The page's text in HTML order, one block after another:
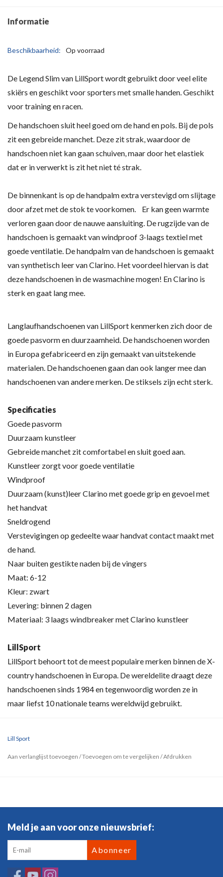
Informatie
Beschikbaarheid: Op voorraad
De Legend Slim van LillSport wordt gebruikt door veel elite
skiërs en geschikt voor sporters met smalle handen. Geschikt
voor training en racen.
De handschoen sluit heel goed om de hand en pols. Bij de pols
zit een gebreide manchet. Deze zit strak, waardoor de
handschoen niet kan gaan schuiven, maar door het elastiek
dat er in verwerkt is zit het niet té strak.
De binnenkant is op de handpalm extra verstevigd om slijtage
door afzet met de stok te voorkomen. Er kan geen warmte
verloren gaan door de nauwe aansluiting. De rugzijde van de
handschoen is gemaakt van windproof 3-laags textiel met
goede ventilatie. De handpalm van de handschoen is gemaakt
van synthetisch leer van Clarino. Het voordeel hiervan is dat
deze handschoenen in de wasmachine mogen! En Clarino is
sterk en gaat lang mee.
Langlaufhandschoenen van LillSport kenmerken zich door de
goede pasvorm en duurzaamheid. De handschoenen worden
in Europa gefabriceerd en zijn gemaakt van uitstekende
materialen. De handschoenen gaan dan ook langer mee dan
handschoenen van andere merken. De stiksels zijn echt sterk.
Specificaties
Goede pasvorm
Duurzaam kunstleer
Gebreide manchet zit comfortabel en sluit goed aan.
Kunstleer zorgt voor goede ventilatie
Windproof
Duurzaam (kunst)leer Clarino met goede grip en gevoel met
het handvat
Sneldrogend
Verstevigingen op gedeelte waar handvat contact maakt met
de hand.
Naar buiten gestikte naden bij de vingers
Maat: 6-12
Kleur: zwart
Levering: binnen 2 dagen
Materiaal: 3 laags windbreaker met Clarino kunstleer
LillSport
LillSport behoort tot de meest populaire merken binnen de X-
country handschoenen in Europa. De wereldelite draagt deze
handschoenen sinds 1984 en tegenwoordig worden ze in
maar liefst 10 nationale teams wereldwijd gebruikt.
Lill Sport
Aan verlanglijst toevoegen /Toevoegen om te vergelijken /Afdrukken
Meld je aan voor onze nieuwsbrief:
Abonneer